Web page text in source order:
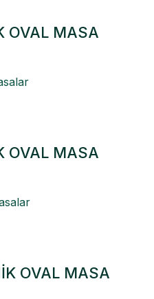
OVAL MASA
OVAL MASA
OVAL MASA